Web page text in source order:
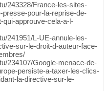
243328/France-les-sites-
pour-la-reprise-de-
qui-approuve-cela-a-l-
241951/L-UE-annule-les-
sur-le-droit-d-auteur-face-
234107/Google-menace-de-
persiste-a-taxer-les-clics-
la-directive-sur-le-